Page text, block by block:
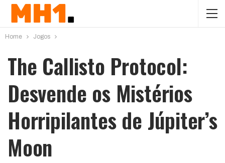
Home Jogos
The Callisto Protocol:
Desvende os Mistérios
Horripilantes de Júpiter’s
Moon